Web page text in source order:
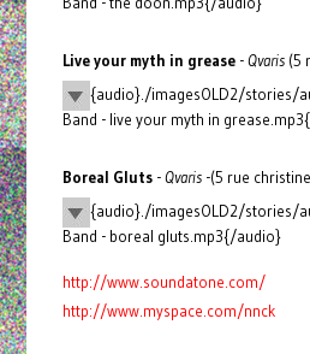
Live your myth in grease-Qvaris(5
{audio}./imagesOLD2/stories/
Band - live your myth in
Boreal Gluts-Qvaris-(5 rue
{audio}./imagesOLD2/stories/
Band - boreal gluts.mp3{/audio}
http://www.soundatone.com/
http://www.myspace.com/nnck